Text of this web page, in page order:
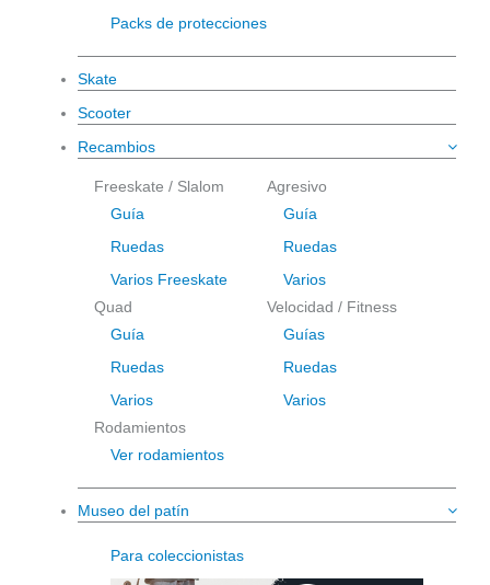
Packs de protecciones
Skate
Scooter
Recambios
Freeskate / Slalom
Guía
Ruedas
Varios Freeskate
Agresivo
Guía
Ruedas
Varios
Quad
Guía
Ruedas
Varios
Velocidad / Fitness
Guías
Ruedas
Varios
Rodamientos
Ver rodamientos
Museo del patín
Para coleccionistas